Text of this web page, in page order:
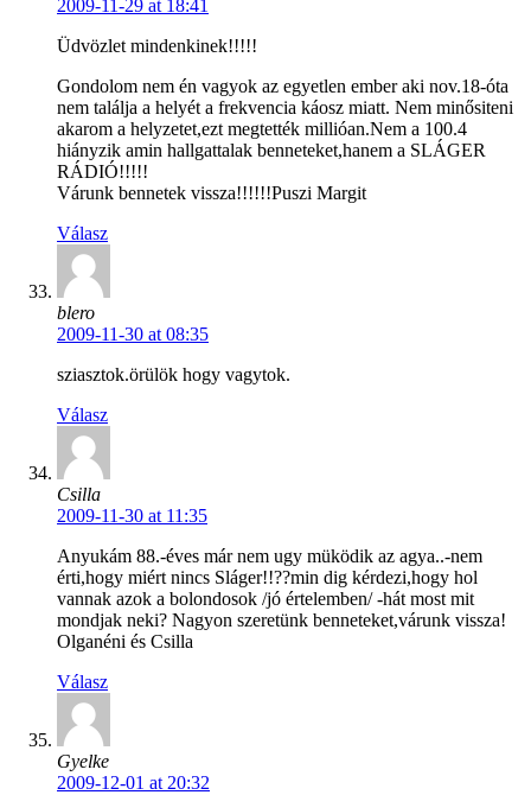
2009-11-29 at 18:41
Üdvözlet mindenkinek!!!!!
Gondolom nem én vagyok az egyetlen ember aki nov.18-óta
nem találja a helyét a frekvencia káosz miatt. Nem minősiteni
akarom a helyzetet,ezt megtették millióan.Nem a 100.4
hiányzik amin hallgattalak benneteket,hanem a SLÁGER
RÁDIÓ!!!!!
Várunk bennetek vissza!!!!!!Puszi Margit
Válasz
blero
2009-11-30 at 08:35
sziasztok.örülök hogy vagytok.
Válasz
Csilla
2009-11-30 at 11:35
Anyukám 88.-éves már nem ugy müködik az agya..-nem
érti,hogy miért nincs Sláger!!??min dig kérdezi,hogy hol
vannak azok a bolondosok /jó értelemben/ -hát most mit
mondjak neki? Nagyon szeretünk benneteket,várunk vissza!
Olganéni és Csilla
Válasz
Gyelke
2009-12-01 at 20:32